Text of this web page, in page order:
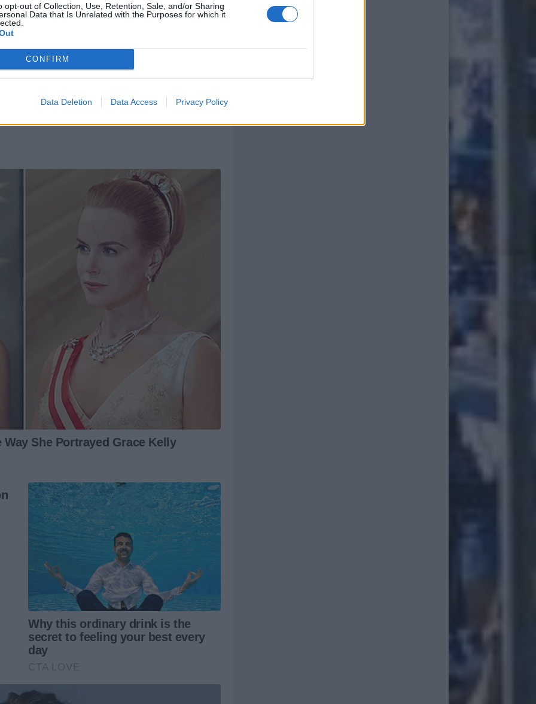
opt-out of Collection, Use, Retention, Sale, and/or Sharing
Data that Is Unrelated with the Purposes for which it
CONFIRM
Data Deletion Data Access Privacy Policy
in quanto usciva intenzionalmente dall’area
decisione. Misura della sanzione in
1, lett. a), C.G.S., valutate le modalità
r. Arbitrale).